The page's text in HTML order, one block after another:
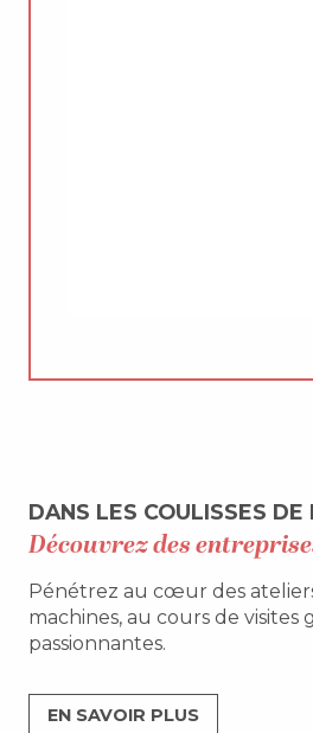
DANS LES COULISSES DE
Découvrez des
Pénétrez au cœur des
machines, au cours de visites
passionnantes.
EN SAVOIR PLUS